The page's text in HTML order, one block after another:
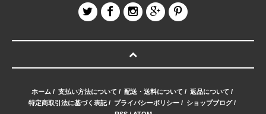
ホーム / 支払い方法について / 配送・送料について / 返品について /
特定商取引法に基づく表記/ プライバシーポリシー / ショップブログ/